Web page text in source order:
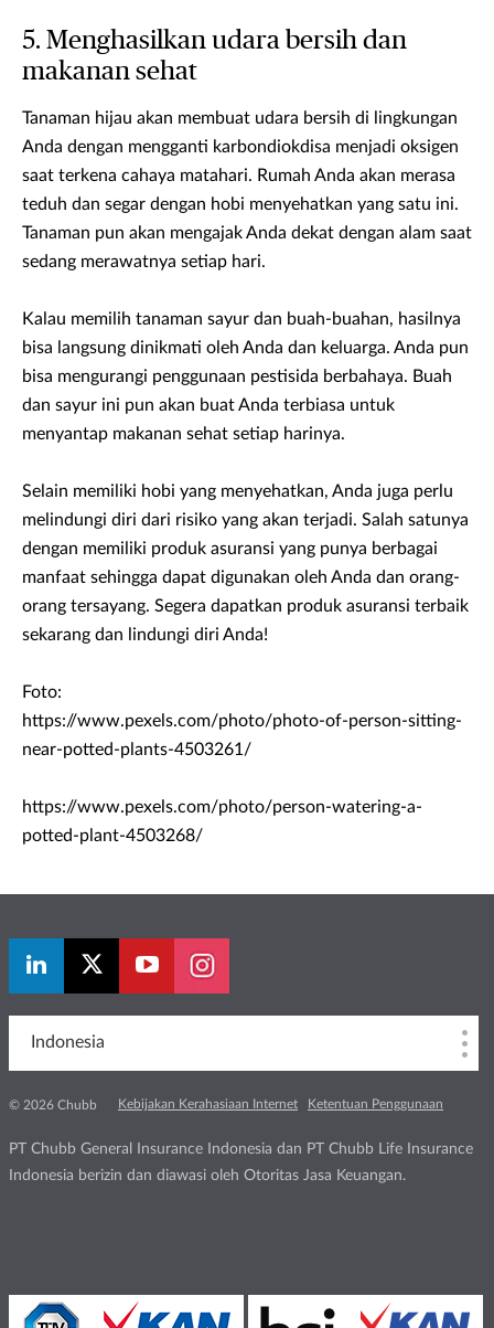
5. Menghasilkan udara bersih dan
makanan sehat
Tanaman hijau akan membuat udara bersih di lingkungan
Anda dengan mengganti karbondiokdisa menjadi oksigen
saat terkena cahaya matahari. Rumah Anda akan merasa
teduh dan segar dengan hobi menyehatkan yang satu ini.
Tanaman pun akan mengajak Anda dekat dengan alam saat
sedang merawatnya setiap hari.
Kalau memilih tanaman sayur dan buah-buahan, hasilnya
bisa langsung dinikmati oleh Anda dan keluarga. Anda pun
bisa mengurangi penggunaan pestisida berbahaya. Buah
dan sayur ini pun akan buat Anda terbiasa untuk
menyantap makanan sehat setiap harinya.
Selain memiliki hobi yang menyehatkan, Anda juga perlu
melindungi diri dari risiko yang akan terjadi. Salah satunya
dengan memiliki produk asuransi yang punya berbagai
manfaat sehingga dapat digunakan oleh Anda dan orang-
orang tersayang. Segera dapatkan produk asuransi terbaik
sekarang dan lindungi diri Anda!
Foto:
https://www.pexels.com/photo/photo-of-person-sitting-
near-potted-plants-4503261/
https://www.pexels.com/photo/person-watering-a-
potted-plant-4503268/
Indonesia
© 2026 Chubb Kebijakan Kerahasiaan Internet Ketentuan Penggunaan
PT Chubb General Insurance Indonesia dan PT Chubb Life Insurance
Indonesia berizin dan diawasi oleh Otoritas Jasa Keuangan.